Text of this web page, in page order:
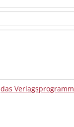
das Verlagsprogramm